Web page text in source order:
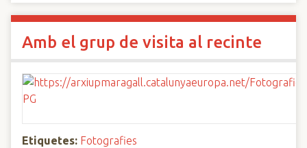
Amb el grup de visita al recinte
Etiquetes: Fotografies